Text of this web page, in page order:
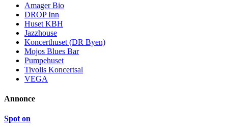
Amager Bio
DROP Inn
Huset KBH
Jazzhouse
Koncerthuset (DR Byen)
Mojos Blues Bar
Pumpehuset
Tivolis Koncertsal
VEGA
Annonce
Spot on